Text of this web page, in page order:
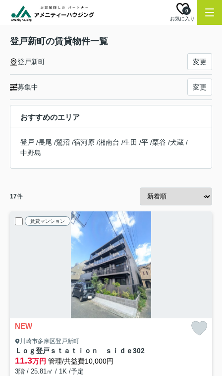
お気に入り
0
登戸新町の賃貸物件一覧
登戸新町 変更
募集中 変更
おすすめのエリア
登戸 /長尾 /鷺沼 /宿河原 /湘南台 /生田 /平 /栗谷 /犬蔵 /
中野島
17件
賃貸マンション
NEW
川崎市多摩区登戸新町
Ｌｏｇ登戸ｓｔａｔｉｏｎ ｓｉｄｅ302
11.3万円 管理/共益費10,000円
3階 / 25.81㎡ / 1K /予定